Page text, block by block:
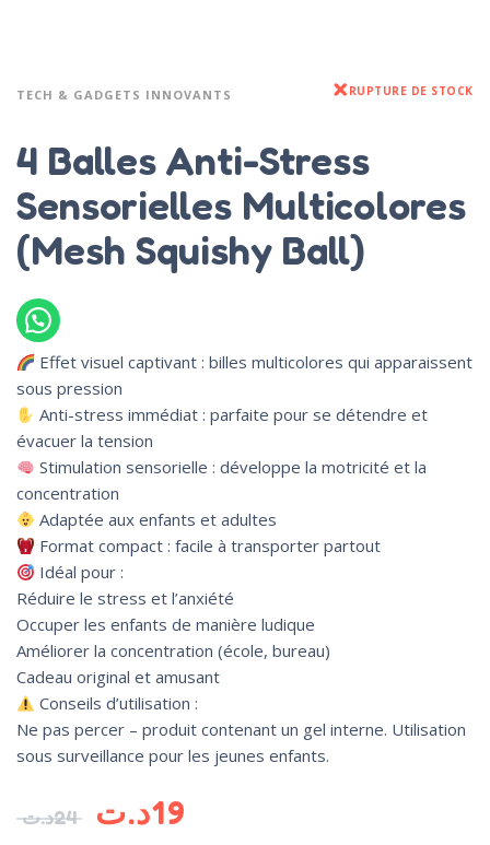
TECH & GADGETS INNOVANTS RUPTURE DE STOCK
4 Balles Anti-Stress
Sensorielles Multicolores
(Mesh Squishy Ball)
Effet visuel captivant : billes multicolores qui apparaissent
sous pression
Anti-stress immédiat : parfaite pour se détendre et
évacuer la tension
Stimulation sensorielle : développe la motricité et la
concentration
Adaptée aux enfants et adultes
Format compact : facile à transporter partout
Idéal pour :
Réduire le stress et l’anxiété
Occuper les enfants de manière ludique
Améliorer la concentration (école, bureau)
Cadeau original et amusant
Conseils d’utilisation :
Ne pas percer – produit contenant un gel interne. Utilisation
sous surveillance pour les jeunes enfants.
24د.ت 19د.ت